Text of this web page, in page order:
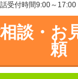
受付時間9:00～17:00
談・ お
頼